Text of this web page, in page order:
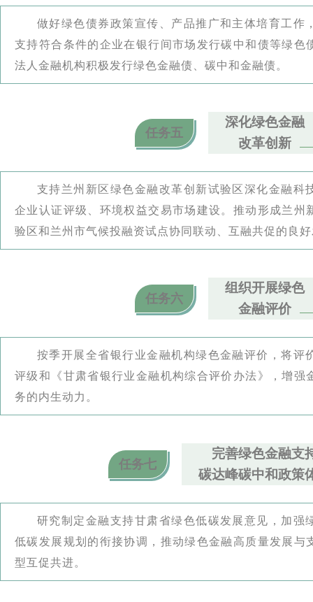
做好绿色债券政策宣传、产品推广和主体培育工作
支持符合条件的企业在银行间市场发行碳中和债等绿色
法人金融机构积极发行绿色金融债、碳中和金融债。
任务五
深化绿色金融
改革创新
支持兰州新区绿色金融改革创新试验区深化金融科
企业认证评级、环境权益交易市场建设。推动形成兰州
验区和兰州市气候投融资试点协同联动、互融共促的良
任务六
组织开展绿色
金融评价
按季开展全省银行业金融机构绿色金融评价，将评
评级和《甘肃省银行业金融机构综合评价办法》，增强
务的内生动力。
任务七
完善绿色金融支
碳达峰碳中和政策
研究制定金融支持甘肃省绿色低碳发展意见，加强
低碳发展规划的衔接协调，推动绿色金融高质量发展与
型互促共进。